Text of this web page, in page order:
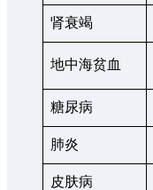
肾衰竭
地中海贫血
糖尿病
肺炎
皮肤病